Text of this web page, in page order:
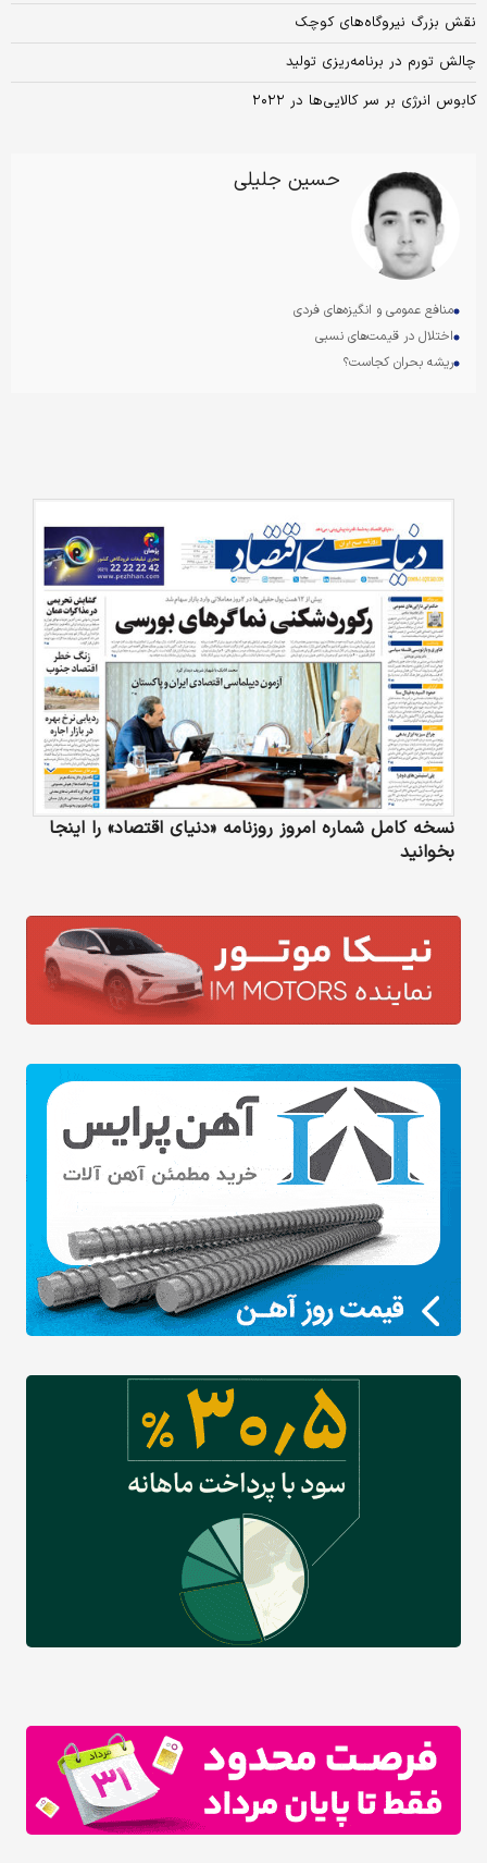
نقش بزرگ نیروگاه‌های کوچک
چالش تورم در برنامه‌ریزی تولید
کابوس انرژی ‌بر سر کالایی‏‏‌ها در ۲۰۲۲
حسین جلیلی
منافع عمومی و انگیزه‌های فردی
اختلال در قیمت‌های نسبی
ریشه بحران کجاست؟
نسخه کامل شماره امروز روزنامه «دنیای‌ اقتصاد» را اینجا
بخوانید